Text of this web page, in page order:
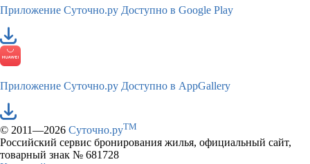
Приложение Суточно.ру Доступно в Google Play
Приложение Суточно.ру Доступно в AppGallery
© 2011—2026 Суточно.руTM
Российский сервис бронирования жилья, официальный сайт,
товарный знак № 681728